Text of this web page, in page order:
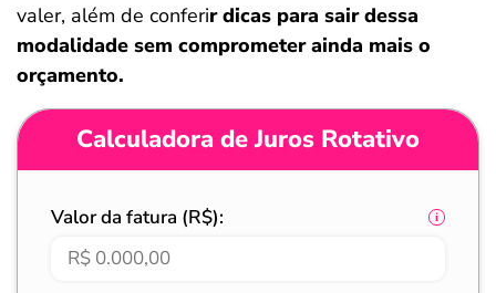
valer, além de conferir dicas para sair dessa
modalidade sem comprometer ainda mais o
orçamento.
Calculadora de Juros Rotativo
Valor da fatura (R$):